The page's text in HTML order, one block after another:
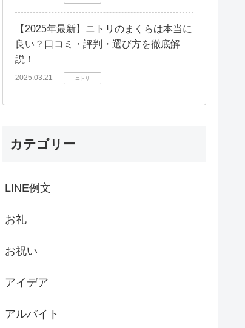
【2025年最新】ニトリのまくらは本当に
良い？口コミ・評判・選び方を徹底解
説！
2025.03.21 ニトリ
カテゴリー
LINE例文
お礼
お祝い
アイデア
アルバイト